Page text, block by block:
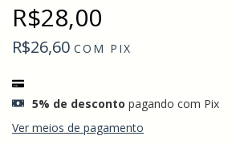
R$28,00
R$26,60 COM PIX
5% de desconto pagando com Pix
Ver meios de pagamento